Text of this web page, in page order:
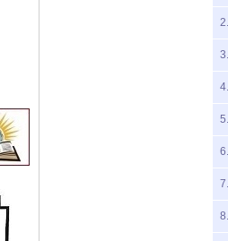
2.
3.
4.
5.
6.
7.
8.